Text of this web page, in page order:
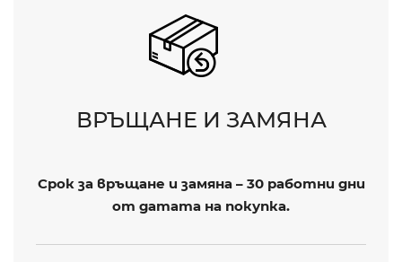
ВРЪЩАНЕ И ЗАМЯНА
Срок за връщане и замяна – 30 работни дни
от датата на покупка.